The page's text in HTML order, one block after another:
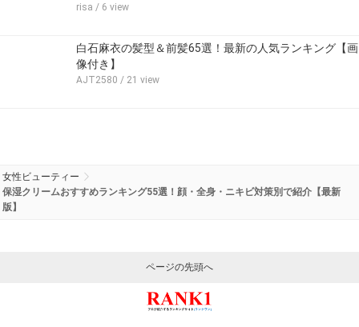
risa / 6 view
白石麻衣の髪型＆前髪65選！最新の人気ランキング【画
像付き】
AJT2580 / 21 view
女性ビューティー
保湿クリームおすすめランキング55選！顔・全身・ニキビ対策別で紹介【最新
版】
ページの先頭へ